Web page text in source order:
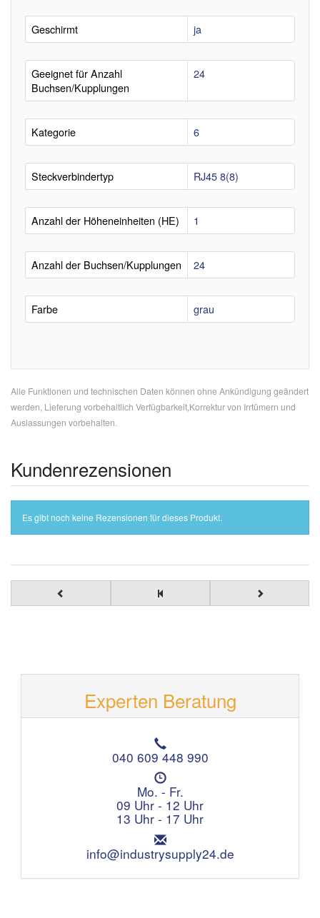
Geschirmt ja
Geeignet für Anzahl
Buchsen/Kupplungen
24
Kategorie 6
Steckverbindertyp RJ45 8(8)
Anzahl der Höheneinheiten (HE) 1
Anzahl der Buchsen/Kupplungen 24
Farbe grau
Alle Funktionen und technischen Daten können ohne Ankündigung geändert
werden, Lieferung vorbehaltlich Verfügbarkeit,Korrektur von Irrtümern und
Auslassungen vorbehalten.
Kundenrezensionen
Es gibt noch keine Rezensionen für dieses Produkt.
Experten Beratung
T
e
e
o
n
:
040 609 448 990
Ö
f
n
u
n
g
Mo. - Fr.
09 Uhr - 12 Uhr
13 Uhr - 17 Uhr
E
m
i
info@industrysupply24.de